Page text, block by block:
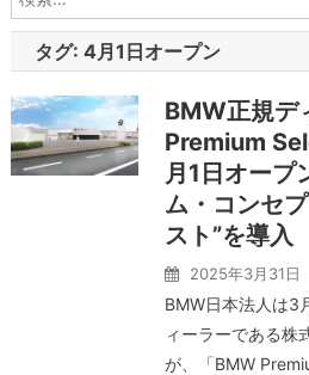
タグ: 4月1日オープン
BMW正規デ
Premium
月1日オープ
ム・コンセ
スト”を導入
2025年3月31日
BMW日本法人は3
ィーラーである株
が、「BMW